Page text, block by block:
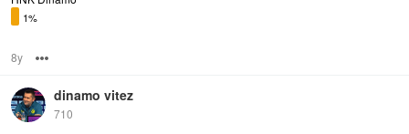
1%
8y
dinamo vitez
710